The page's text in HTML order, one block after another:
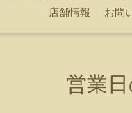
店舗情報
お問
営業